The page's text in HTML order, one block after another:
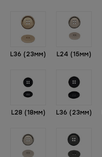
L36 (23мм) L24 (15мм)
L28 (18мм) L36 (23мм)